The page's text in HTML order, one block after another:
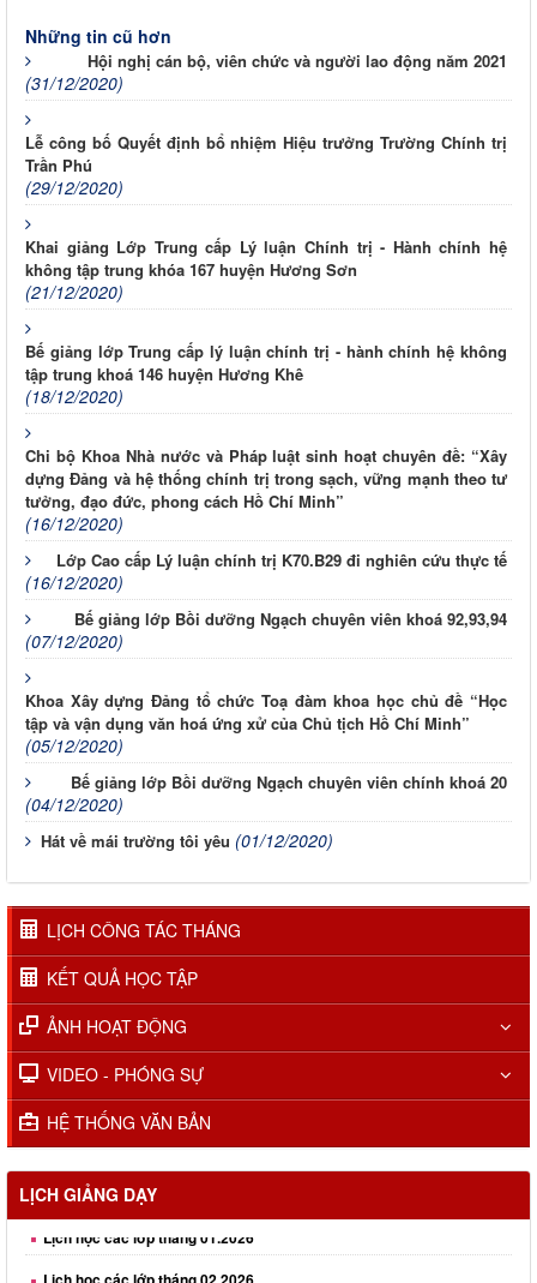
Những tin cũ hơn
Hội nghị cán bộ, viên chức và người lao động năm 2021
(31/12/2020)
Lễ công bố Quyết định bổ nhiệm Hiệu trưởng Trường Chính trị
Trần Phú
(29/12/2020)
Khai giảng Lớp Trung cấp Lý luận Chính trị - Hành chính hệ
không tập trung khóa 167 huyện Hương Sơn
(21/12/2020)
Bế giảng lớp Trung cấp lý luận chính trị - hành chính hệ không
tập trung khoá 146 huyện Hương Khê
(18/12/2020)
Chi bộ Khoa Nhà nước và Pháp luật sinh hoạt chuyên đề: “Xây
dựng Đảng và hệ thống chính trị trong sạch, vững mạnh theo tư
tưởng, đạo đức, phong cách Hồ Chí Minh”
(16/12/2020)
Lớp Cao cấp Lý luận chính trị K70.B29 đi nghiên cứu thực tế
(16/12/2020)
Bế giảng lớp Bồi dưỡng Ngạch chuyên viên khoá 92,93,94
(07/12/2020)
Khoa Xây dựng Đảng tổ chức Toạ đàm khoa học chủ đề “Học
tập và vận dụng văn hoá ứng xử của Chủ tịch Hồ Chí Minh”
(05/12/2020)
Bế giảng lớp Bồi dưỡng Ngạch chuyên viên chính khoá 20
(04/12/2020)
Hát về mái trường tôi yêu (01/12/2020)
LỊCH CÔNG TÁC THÁNG
KẾT QUẢ HỌC TẬP
ẢNH HOẠT ĐỘNG
VIDEO - PHÓNG SỰ
HỆ THỐNG VĂN BẢN
LỊCH GIẢNG DẠY
Lịch học các lớp tháng 01.2026
Lịch học các lớp tháng 02.2026